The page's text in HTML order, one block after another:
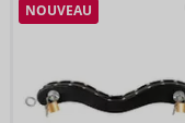
NOUVEAU